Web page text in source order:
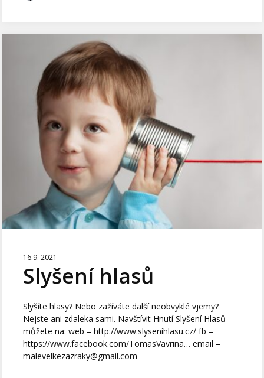
16.9. 2021
Slyšení hlasů
Slyšíte hlasy? Nebo zažíváte další neobvyklé vjemy?
Nejste ani zdaleka sami. Navštívit Hnutí Slyšení Hlasů
můžete na: web – http://www.slysenihlasu.cz/ fb –
https://www.facebook.com/TomasVavrina… email –
malevelkezazraky@gmail.com